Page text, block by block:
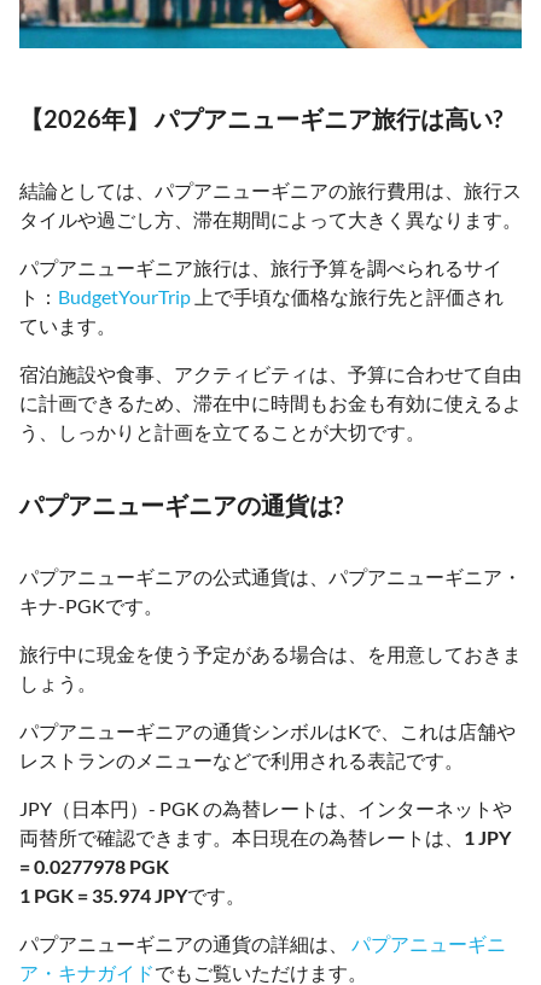
【2026年】 パプアニューギニア旅行は高い?
結論としては、パプアニューギニアの旅行費用は、旅行ス
タイルや過ごし方、滞在期間によって大きく異なります。
パプアニューギニア旅行は、旅行予算を調べられるサイ
ト： BudgetYourTrip 上で手頃な価格な旅行先と評価され
ています。
宿泊施設や食事、アクティビティは、予算に合わせて自由
に計画できるため、滞在中に時間もお金も有効に使えるよ
う、しっかりと計画を立てることが大切です。
パプアニューギニアの通貨は?
パプアニューギニアの公式通貨は、パプアニューギニア・
キナ-PGKです。
旅行中に現金を使う予定がある場合は、を用意しておきま
しょう。
パプアニューギニアの通貨シンボルはKで、これは店舗や
レストランのメニューなどで利用される表記です。
JPY（日本円）- PGK の為替レートは、インターネットや
両替所で確認できます。本日現在の為替レートは、 1 JPY
= 0.0277978 PGK
1 PGK = 35.974 JPYです。
パプアニューギニアの通貨の詳細は、
パプアニューギニ
ア・キナガイドでもご覧いただけます。